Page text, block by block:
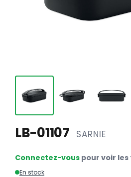
Billetterie
Enveloppes
Sous-mains
Bloc-notes
Chemises
Pochettes administratives
LB-01107 SARNIE
Connectez-vous pour voir
En stock